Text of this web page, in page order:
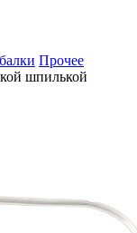
Прочее
шпилькой